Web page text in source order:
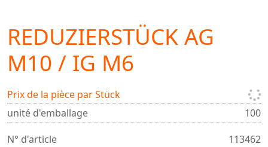
REDUZIERSTÜCK AG
M10 / IG M6
Prix de la pièce par Stück
unité d'emballage
100
N° d'article
113462